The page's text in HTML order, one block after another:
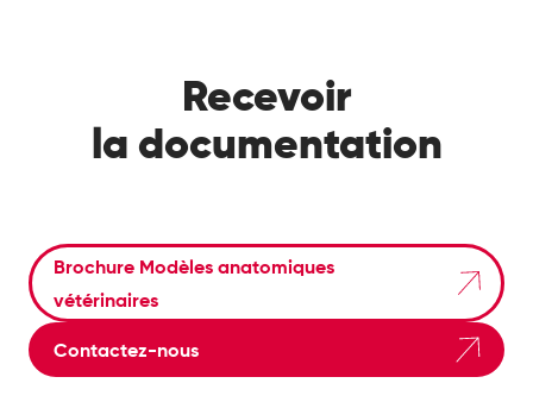
Recevoir
la documentation
Brochure Modèles anatomiques
vétérinaires
Contactez-nous